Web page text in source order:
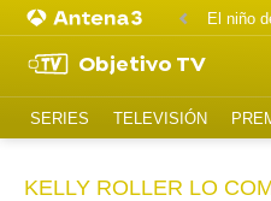
El niño
Objetivo TV
SERIES TELEVISIÓN
KELLY ROLLER LO